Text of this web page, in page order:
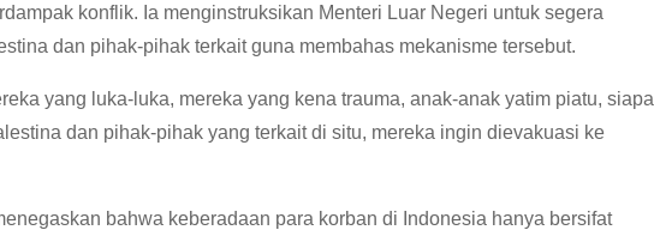
konflik. Ia menginstruksikan Menteri Luar Negeri untuk segera
dan pihak-pihak terkait guna membahas mekanisme tersebut.
yang luka-luka, mereka yang kena trauma, anak-anak yatim piatu, siapa
dan pihak-pihak yang terkait di situ, mereka ingin dievakuasi ke
bahwa keberadaan para korban di Indonesia hanya bersifat